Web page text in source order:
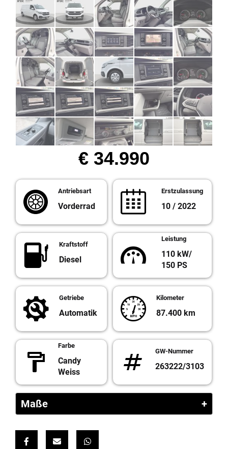
Previous Next
€ 34.990
Antriebsart
Vorderrad
Kraftstoff
Diesel
Getriebe
Automatik
Farbe
Candy
Weiss
Erstzulassung
10 / 2022
Leistung
110 kW/
150 PS
Kilometer
87.400 km
GW-Nummer
263222/3103
Maße
Link ohne TextLink ohne TextLink ohne Text